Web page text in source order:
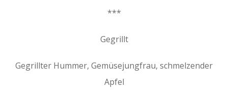
***
Gegrillt
Gegrillter Hummer, Gemüsejungfrau, schmelzender
Apfel